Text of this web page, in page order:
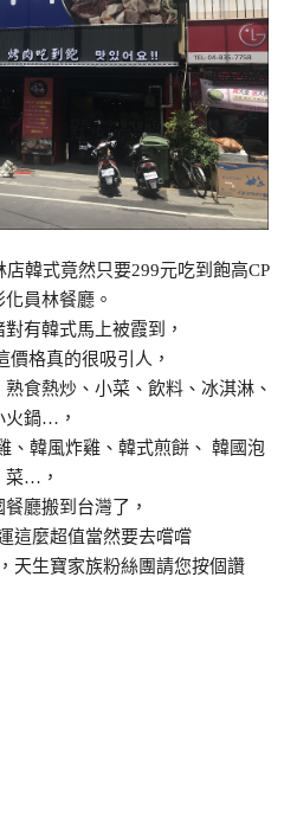
店韓式竟然只要299元吃到飽高CP
化員林餐廳。
有韓式馬上被霞到，
價格真的很吸引人，
食熱炒、小菜、飲料、冰淇淋、
火鍋…，
、韓風炸雞、韓式煎餅、 韓國泡
菜…，
廳搬到台灣了，
這麼超值當然要去嚐嚐
天生寶家族粉絲團請您按個讚